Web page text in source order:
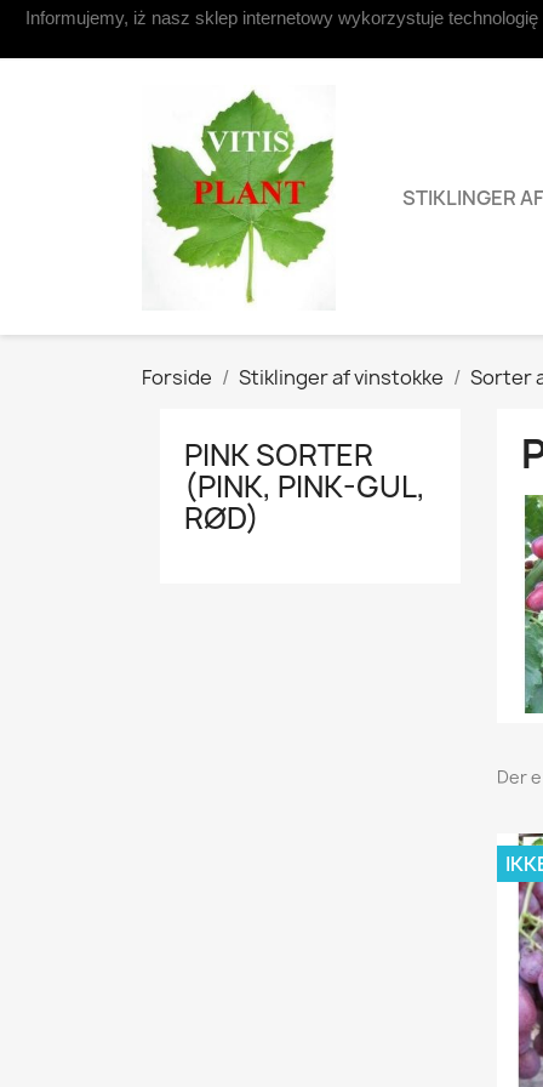
Kontakt os
STIKLINGER
Forside Stiklinger af vinstokke Sorter
PINK SORTER
(PINK, PINK-GUL,
RØD)
Der
Informujemy, iż nasz sklep internetowy wykorzystuje